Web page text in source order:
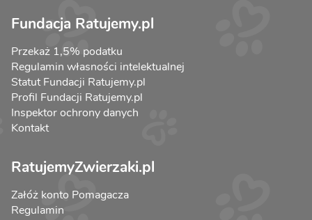
Fundacja Ratujemy.pl
Przekaż 1,5% podatku
Regulamin własności intelektualnej
Statut Fundacji Ratujemy.pl
Profil Fundacji Ratujemy.pl
Inspektor ochrony danych
Kontakt
RatujemyZwierzaki.pl
Załóż konto Pomagacza
Regulamin